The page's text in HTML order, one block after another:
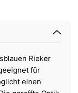
Rieker
für
einen